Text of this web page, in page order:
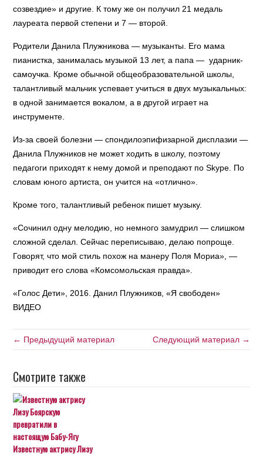
созвездие» и другие. К тому же он получил 21 медаль
лауреата первой степени и 7 — второй.
Родители Данила Плужникова — музыканты. Его мама
пианистка, занималась музыкой 13 лет, а папа — ударник-
самоучка. Кроме обычной общеобразовательной школы,
талантливый мальчик успевает учиться в двух музыкальных:
в одной занимается вокалом, а в другой играет на
инструменте.
Из-за своей болезни — спондилоэпифизарной дисплазии —
Данила Плужников не может ходить в школу, поэтому
педагоги приходят к нему домой и преподают по Skype. По
словам юного артиста, он учится на «отлично».
Кроме того, талантливый ребенок пишет музыку.
«Сочинил одну мелодию, но немного замудрил — слишком
сложной сделал. Сейчас переписываю, делаю попроще.
Говорят, что мой стиль похож на манеру Поля Мориа», —
приводит его слова «Комсомольская правда».
«Голос Дети», 2016. Данил Плужников, «Я свободен»
ВИДЕО
← Предыдущий материал Следующий материал →
Смотрите также
Известную актрису Лизу